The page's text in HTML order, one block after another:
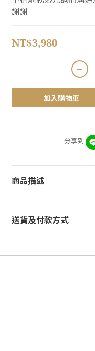
謝謝
NT$3,980
加入購物車
分享到
商品描述
送貨及付款方式